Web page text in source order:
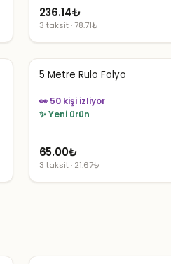
236.14₺
3 taksit · 78.71₺
5 Metre Rulo Folyo
👀 50 kişi izliyor
✨ Yeni ürün
65.00₺
3 taksit · 21.67₺